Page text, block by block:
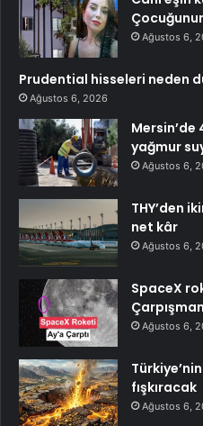
Ağustos 6,
Prudential hisseleri neden
Ağustos 6, 2026
Mersin’de
yağmur
Ağustos 6,
THY’den
net kâr
Ağustos 6,
SpaceX
Ağustos 6,
fışkıracak
Ağustos 6,